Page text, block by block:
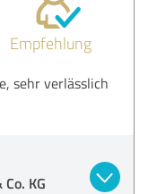
Empfehlung
sehr verlässlich
KG